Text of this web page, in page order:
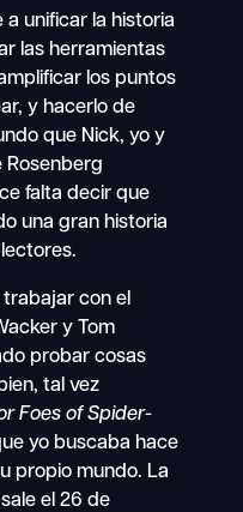
a unificar la historia
las herramientas
los puntos
y hacerlo de
que Nick, yo y
Rosenberg
falta decir que
una gran historia
con el
y Tom
probar cosas
tal vez
Foes of Spider-
yo buscaba hace
propio mundo. La
el 26 de